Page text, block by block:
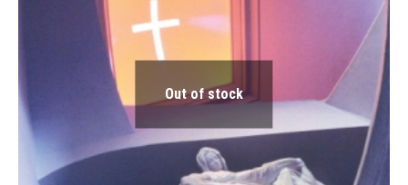
Out of stock